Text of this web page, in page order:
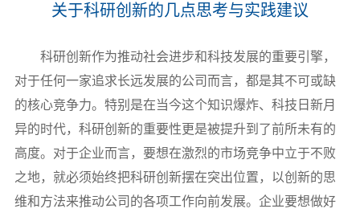
关于科研创新的几点思考与实践建议
科研创新作为推动社会进步和科技发展的重要引擎，
对于任何一家追求长远发展的公司而言，都是其不可或缺
的核心竞争力。特别是在当今这个知识爆炸、科技日新月
异的时代，科研创新的重要性更是被提升到了前所未有的
高度。对于企业而言，要想在激烈的市场竞争中立于不败
之地，就必须始终把科研创新摆在突出位置，以创新的思
维和方法来推动公司的各项工作向前发展。企业要想做好